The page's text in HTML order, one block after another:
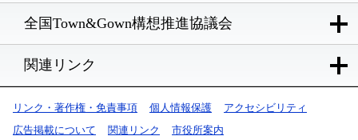
全国Town&Gown構想推進協議会
関連リンク
リンク・著作権・免責事項 個人情報保護
アクセシビリティ
広告掲載について
関連リンク 市役所案内